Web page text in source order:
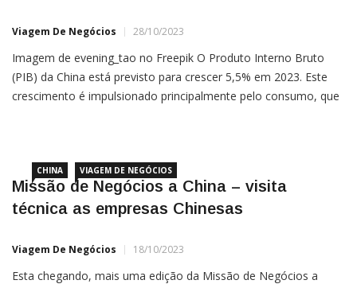
Viagem De Negócios 28/10/2023
Imagem de evening_tao no Freepik O Produto Interno Bruto
(PIB) da China está previsto para crescer 5,5% em 2023. Este
crescimento é impulsionado principalmente pelo consumo, que
impulsionaram o […]
CHINA VIAGEM DE NEGÓCIOS
Missão de Negócios a China – visita
técnica as empresas Chinesas
Viagem De Negócios 18/10/2023
Esta chegando, mais uma edição da Missão de Negócios a